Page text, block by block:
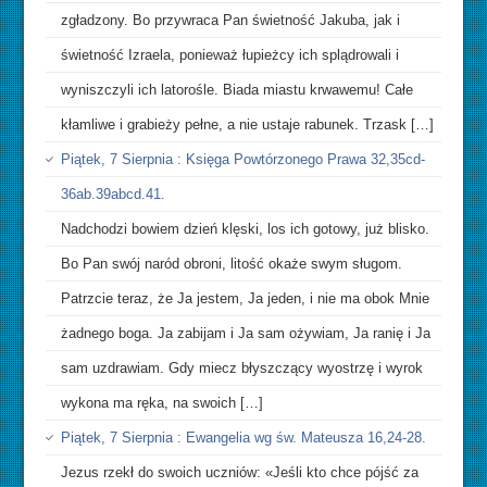
zgładzony. Bo przywraca Pan świetność Jakuba, jak i
świetność Izraela, ponieważ łupieżcy ich splądrowali i
wyniszczyli ich latorośle. Biada miastu krwawemu! Całe
kłamliwe i grabieży pełne, a nie ustaje rabunek. Trzask […]
Piątek, 7 Sierpnia : Księga Powtórzonego Prawa 32,35cd-
36ab.39abcd.41.
Nadchodzi bowiem dzień klęski, los ich gotowy, już blisko.
Bo Pan swój naród obroni, litość okaże swym sługom.
Patrzcie teraz, że Ja jestem, Ja jeden, i nie ma obok Mnie
żadnego boga. Ja zabijam i Ja sam ożywiam, Ja ranię i Ja
sam uzdrawiam. Gdy miecz błyszczący wyostrzę i wyrok
wykona ma ręka, na swoich […]
Piątek, 7 Sierpnia : Ewangelia wg św. Mateusza 16,24-28.
Jezus rzekł do swoich uczniów: «Jeśli kto chce pójść za